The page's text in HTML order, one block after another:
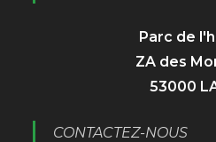
Parc de
ZA des
53000
CONTACTEZ-NOUS